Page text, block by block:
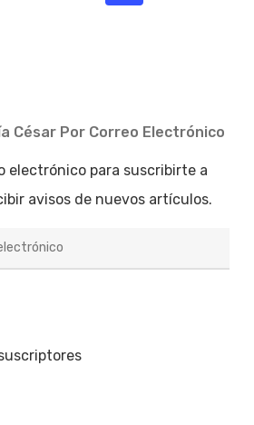
César Por Correo Electrónico
electrónico para suscribirte a
avisos de nuevos artículos.